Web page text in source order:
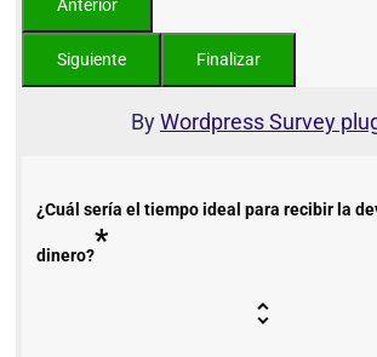
ByWordpress Survey
¿Cuál sería el tiempo ideal para recibir la
dinero?*